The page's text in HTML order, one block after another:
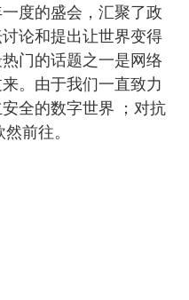
一度的盛会，汇聚了政
论和提出让世界变得
门的话题之一是网络
。由于我们一直致力
全的数字世界 ；对抗
前往。